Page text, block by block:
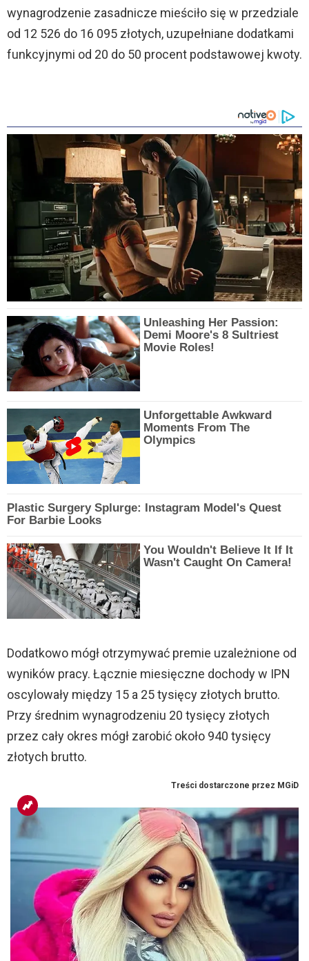
wynagrodzenie zasadnicze mieściło się w przedziale
od 12 526 do 16 095 złotych, uzupełniane dodatkami
funkcyjnymi od 20 do 50 procent podstawowej kwoty.
Unleashing Her Passion:
Demi Moore's 8 Sultriest
Movie Roles!
Unforgettable Awkward
Moments From The
Olympics
Plastic Surgery Splurge: Instagram Model's Quest
For Barbie Looks
You Wouldn't Believe It If It
Wasn't Caught On Camera!
Dodatkowo mógł otrzymywać premie uzależnione od
wyników pracy. Łącznie miesięczne dochody w IPN
oscylowały między 15 a 25 tysięcy złotych brutto.
Przy średnim wynagrodzeniu 20 tysięcy złotych
przez cały okres mógł zarobić około 940 tysięcy
złotych brutto.